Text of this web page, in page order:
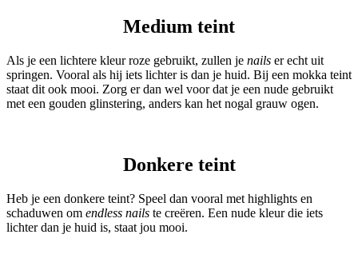
Medium teint
Als je een lichtere kleur roze gebruikt, zullen je nails er echt uit
springen. Vooral als hij iets lichter is dan je huid. Bij een mokka teint
staat dit ook mooi. Zorg er dan wel voor dat je een nude gebruikt
met een gouden glinstering, anders kan het nogal grauw ogen.
Donkere teint
Heb je een donkere teint? Speel dan vooral met highlights en
schaduwen om endless nails te creëren. Een nude kleur die iets
lichter dan je huid is, staat jou mooi.